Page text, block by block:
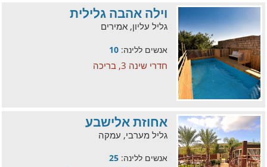
וילה אהבה גלילית
גליל עליון, אמירים
אנשים ללינה: 10
חדרי שינה 3, בריכה
אחוזת אלישבע
גליל מערבי, עמקה
אנשים ללינה: 25